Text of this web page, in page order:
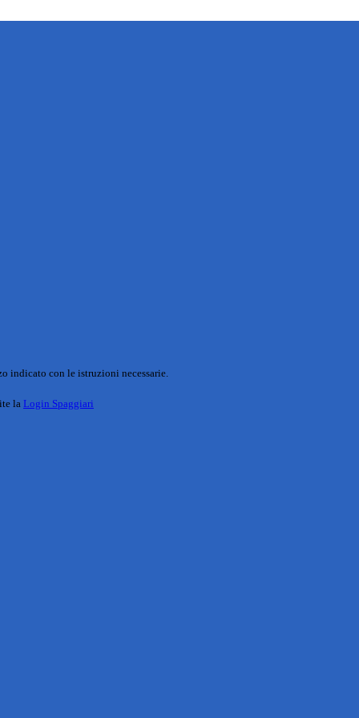
indicato con le istruzioni necessarie.
la Login Spaggiari